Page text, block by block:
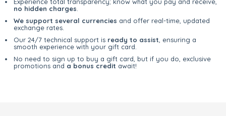
no hidden charges
We support several currencies and offer real-time, updated
exchange rates.
Our 24/7 technical support is ready to assist , ensuring a
smooth experience with your gift card.
No need to sign up to buy a gift card, but if you do, exclusive
promotions and a bonus credit await!